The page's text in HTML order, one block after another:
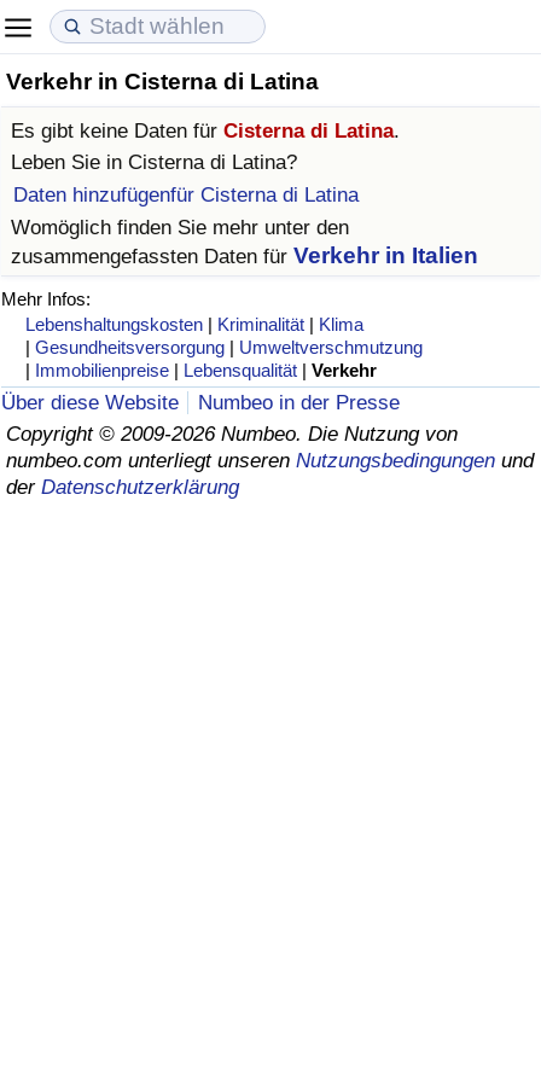
Verkehr in Cisterna di Latina
Es gibt keine Daten für Cisterna di Latina.
Leben Sie in Cisterna di Latina?
Daten hinzufügenfür Cisterna di Latina
Womöglich finden Sie mehr unter den
zusammengefassten Daten für Verkehr in Italien
Mehr Infos:
Lebenshaltungskosten | Kriminalität | Klima
|Gesundheitsversorgung | Umweltverschmutzung
| Immobilienpreise | Lebensqualität |Verkehr
Über diese Website
Numbeo in der Presse
Copyright © 2009-2026 Numbeo. Die Nutzung von
numbeo.com unterliegt unseren Nutzungsbedingungen und
der Datenschutzerklärung
Lebenshaltungskosten
Lebenshaltungskosten-Index (aktuell)
Lebenshaltungskosten-Index
Lebenshaltungskosten-Index nach Land
in Akaba
Immobilienpreise
Immobilienpreis-Index (aktuell)
Immobilienpreis-Index
Immobilienpreis-Index nach Land
Lebensqualität
Lebensqualität-Index
Lebensqualität-Index (aktuell)
Lebensqualitätsindex nach Land
Kriminalität
Kriminalitäts-Index (aktuell)
Kriminalitäts-Index